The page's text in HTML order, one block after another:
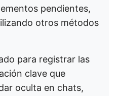
pendientes,
otros métodos
para registrar las
clave que
oculta en chats,